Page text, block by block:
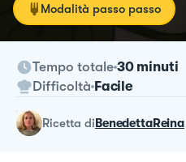
Modalità passo passo
Tempo totale 30 minuti
Difficoltà Facile
ricetta diBenedettaReina